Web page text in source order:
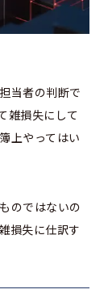
当者の判断で
雑損失にして
上やってはい
のではないの
損失に仕訳す